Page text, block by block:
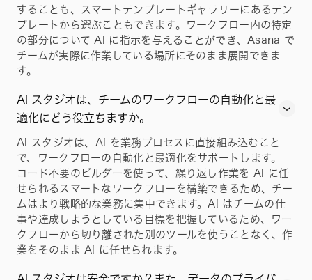
することも、スマートテンプレートギャラリーにあるテン
プレートから選ぶこともできます。ワークフロー内の特定
の部分について AI に指示を与えることができ、Asana で
チームが実際に作業している場所にそのまま展開できま
す。
AI スタジオは、チームのワークフローの自動化と最
適化にどう役立ちますか。
AI スタジオは、AI を業務プロセスに直接組み込むこと
で、ワークフローの自動化と最適化をサポートします。
コード不要のビルダーを使って、繰り返し作業を AI に任
せられるスマートなワークフローを構築できるため、チー
ムはより戦略的な業務に集中できます。AI はチームの仕
事や達成しようとしている目標を把握しているため、ワー
クフローから切り離された別のツールを使うことなく、作
業をそのまま AI に任せられます。